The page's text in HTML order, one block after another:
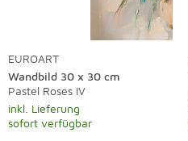
EUROART
Wandbild 30 x 30 cm
Pastel Roses IV
inkl. Lieferung
sofort verfügbar